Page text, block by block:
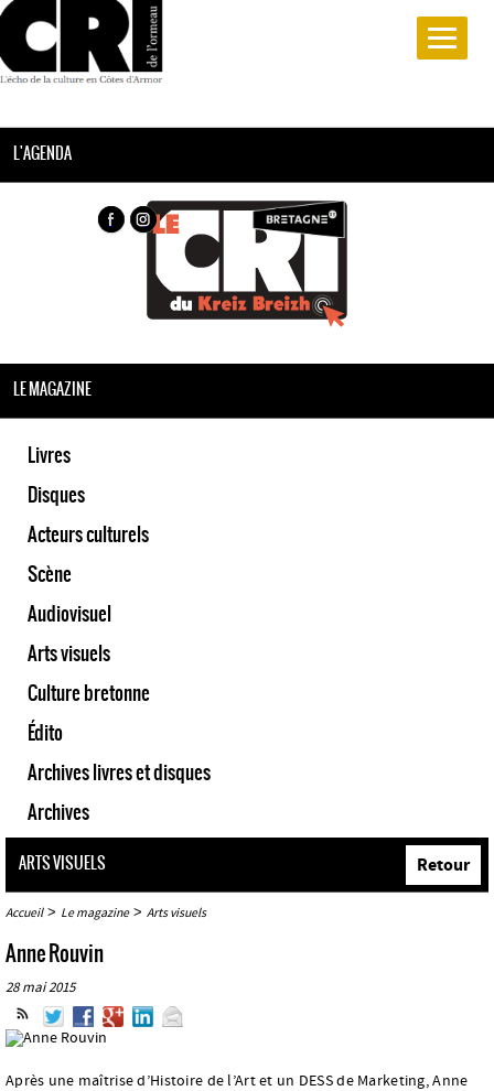
L'AGENDA
LE MAGAZINE
Livres
Disques
Acteurs culturels
Scène
Audiovisuel
Arts visuels
Culture bretonne
Édito
Archives livres et disques
Archives
ARTS VISUELS
Accueil> Le magazine> Arts visuels
Retour
Anne Rouvin
28 mai 2015
Après une maîtrise d’Histoire de l’Art et un DESS de Marketing, Anne